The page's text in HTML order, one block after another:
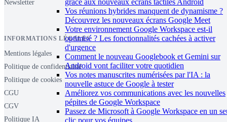
grâce aux nouveaux écrans tactiles Android
Vos réunions hybrides manquent de dynamisme ?
Découvrez les nouveaux écrans Google Meet
Votre environnement Google Workspace est-il
optimisé ? Les fonctionnalités cachées à activer
d'urgence
Comment le nouveau Googlebook et Gemini sur
Android vont faciliter votre quotidien
Vos notes manuscrites numérisées par l'IA : la
nouvelle astuce de Google à tester
Améliorez vos communications avec les nouvelles
pépites de Google Workspace
Passez de Microsoft à Google Workspace en un
clic pour vos équipes
Newsletter
INFORMATIONS LÉGALES
Mentions légales
Politique de confidentialité
Politique de cookies
CGU
CGV
Politique IA